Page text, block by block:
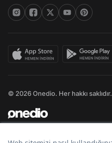
© 2026 Onedio. Her hakkı saklıdır.